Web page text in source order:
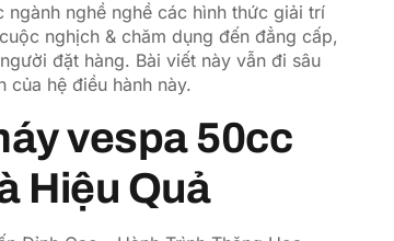
nghề nghề các hình thức giải trí
nghịch & chăm dụng đến đẳng cấp,
đặt hàng. Bài viết này vẫn đi sâu
hệ điều hành này.
vespa 50cc
Hiệu Quả